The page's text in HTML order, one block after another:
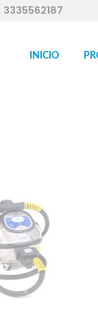
3335562187
INICIO